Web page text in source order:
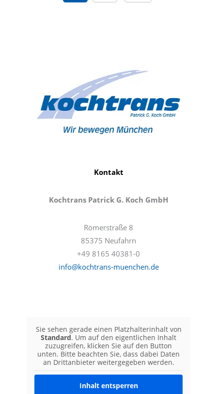
Kontakt
Kochtrans Patrick G. Koch GmbH
Römerstraße 8
85375 Neufahrn
+49 8165 40381-0
info@kochtrans-muenchen.de
Sie sehen gerade einen Platzhalterinhalt von
Standard. Um auf den eigentlichen Inhalt
zuzugreifen, klicken Sie auf den Button
unten. Bitte beachten Sie, dass dabei Daten
an Drittanbieter weitergegeben werden.
Inhalt entsperren